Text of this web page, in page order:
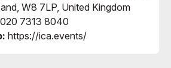
W8 7LP, United Kingdom
020 7313 8040
https://ica.events/